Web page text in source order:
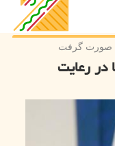
صورت گرفت
در رعایت